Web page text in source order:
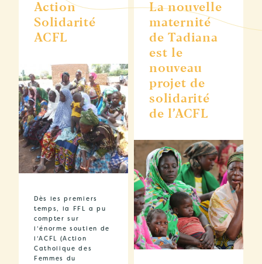
Action
Solidarité
ACFL
Dès les premiers
temps, la FFL a pu
compter sur
l’énorme soutien de
l’ACFL (Action
Catholique des
Femmes du
La nouvelle
maternité
de Tadiana
est le
nouveau
projet de
solidarité
de l’ACFL